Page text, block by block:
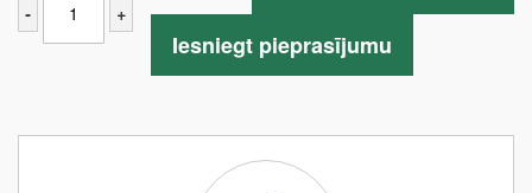
- +
Iesniegt pieprasījumu